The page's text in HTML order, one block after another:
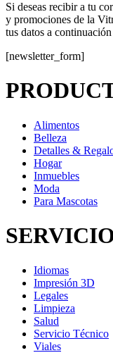
Si deseas recibir a tu
y promociones de la
tus datos a continuación
[newsletter_form]
Alimentos
Belleza
Detalles &
Hogar
Inmuebles
Moda
Para Mascotas
Idiomas
Impresión 3D
Legales
Limpieza
Salud
Servicio Técnico
Viales